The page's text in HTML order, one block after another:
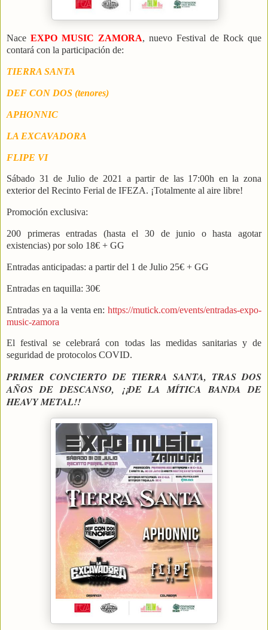
Nace EXPO MUSIC ZAMORA, nuevo Festival de Rock que
contará con la participación de:
TIERRA SANTA
DEF CON DOS (tenores)
APHONNIC
LA EXCAVADORA
FLIPE VI
Sábado 31 de Julio de 2021 a partir de las 17:00h en la zona
exterior del Recinto Ferial de IFEZA. ¡Totalmente al aire libre!
Promoción exclusiva:
200 primeras entradas (hasta el 30 de junio o hasta agotar
existencias) por solo 18€ + GG
Entradas anticipadas: a partir del 1 de Julio 25€ + GG
Entradas en taquilla: 30€
Entradas ya a la venta en: https://mutick.com/events/entradas-expo-
music-zamora
El festival se celebrará con todas las medidas sanitarias y de
seguridad de protocolos COVID.
PRIMER CONCIERTO DE TIERRA SANTA, TRAS DOS
AÑOS DE DESCANSO, ¡¡DE LA MÍTICA BANDA DE
HEAVY METAL!!